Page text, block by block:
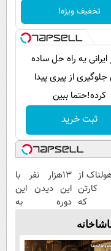
تخفیف ویژه!
ایرانی یه راه حل ساده
جلوگیری از پیری پیدا
کرده!حتما ببین
ثبت خرید
از
کارتن
که
شد.
13هزار نفر با
این دیدن این
دوره به
ثبت‌‌نام رایگان